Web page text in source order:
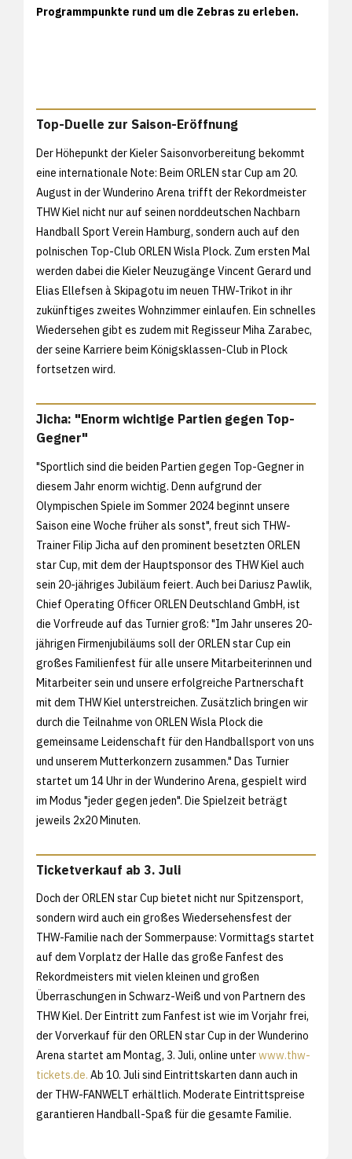
Programmpunkte rund um die Zebras zu erleben.
Top-Duelle zur Saison-Eröffnung
Der Höhepunkt der Kieler Saisonvorbereitung bekommt
eine internationale Note: Beim ORLEN star Cup am 20.
August in der Wunderino Arena trifft der Rekordmeister
THW Kiel nicht nur auf seinen norddeutschen Nachbarn
Handball Sport Verein Hamburg, sondern auch auf den
polnischen Top-Club ORLEN Wisla Plock. Zum ersten Mal
werden dabei die Kieler Neuzugänge Vincent Gerard und
Elias Ellefsen à Skipagotu im neuen THW-Trikot in ihr
zukünftiges zweites Wohnzimmer einlaufen. Ein schnelles
Wiedersehen gibt es zudem mit Regisseur Miha Zarabec,
der seine Karriere beim Königsklassen-Club in Plock
fortsetzen wird.
Jicha: "Enorm wichtige Partien gegen Top-
Gegner"
"Sportlich sind die beiden Partien gegen Top-Gegner in
diesem Jahr enorm wichtig. Denn aufgrund der
Olympischen Spiele im Sommer 2024 beginnt unsere
Saison eine Woche früher als sonst", freut sich THW-
Trainer Filip Jicha auf den prominent besetzten ORLEN
star Cup, mit dem der Hauptsponsor des THW Kiel auch
sein 20-jähriges Jubiläum feiert. Auch bei Dariusz Pawlik,
Chief Operating Officer ORLEN Deutschland GmbH, ist
die Vorfreude auf das Turnier groß: "Im Jahr unseres 20-
jährigen Firmenjubiläums soll der ORLEN star Cup ein
großes Familienfest für alle unsere Mitarbeiterinnen und
Mitarbeiter sein und unsere erfolgreiche Partnerschaft
mit dem THW Kiel unterstreichen. Zusätzlich bringen wir
durch die Teilnahme von ORLEN Wisla Plock die
gemeinsame Leidenschaft für den Handballsport von uns
und unserem Mutterkonzern zusammen." Das Turnier
startet um 14 Uhr in der Wunderino Arena, gespielt wird
im Modus "jeder gegen jeden". Die Spielzeit beträgt
jeweils 2x20 Minuten.
Ticketverkauf ab 3. Juli
Doch der ORLEN star Cup bietet nicht nur Spitzensport,
sondern wird auch ein großes Wiedersehensfest der
THW-Familie nach der Sommerpause: Vormittags startet
auf dem Vorplatz der Halle das große Fanfest des
Rekordmeisters mit vielen kleinen und großen
Überraschungen in Schwarz-Weiß und von Partnern des
THW Kiel. Der Eintritt zum Fanfest ist wie im Vorjahr frei,
der Vorverkauf für den ORLEN star Cup in der Wunderino
Arena startet am Montag, 3. Juli, online unterwww.thw-
tickets.de. Ab 10. Juli sind Eintrittskarten dann auch in
der THW-FANWELT erhältlich. Moderate Eintrittspreise
garantieren Handball-Spaß für die gesamte Familie.